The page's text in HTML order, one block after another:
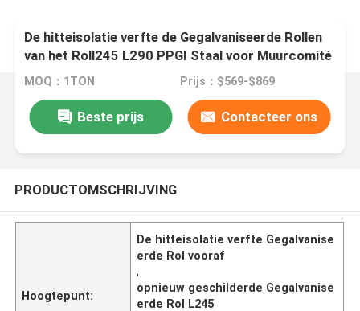
De hitteisolatie verfte de Gegalvaniseerde Rollen
van het Roll245 L290 PPGI Staal voor Muurcomité
vooraf
MOQ：1TON Prijs：$569-$869
Beste prijs Contacteer ons
PRODUCTOMSCHRIJVING
Hoogtepunt:
De hitteisolatie verfte Gegalvanise
erde Rol vooraf
,
opnieuw geschilderde Gegalvanise
erde Rol L245